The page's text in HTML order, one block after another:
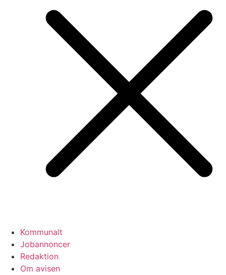
Kommunalt
Jobannoncer
Redaktion
Om avisen